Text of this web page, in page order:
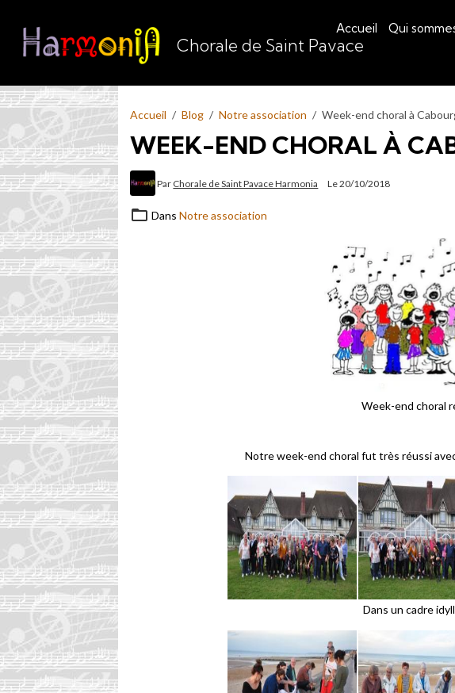
Chorale de Saint Pavace
Accueil Qui
Accueil Blog Notre association Week-end choral à
WEEK-END CHORAL À
Par Chorale de Saint Pavace Harmonia Le 20/10/2018
DansNotre association
Week-end choral
Notre week-end choral fut très réussi
Dans un cadre